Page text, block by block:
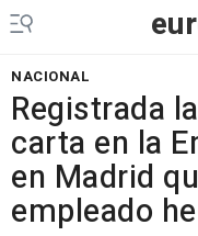
NACIONAL
Registrada
carta en la
en Madrid
empleado